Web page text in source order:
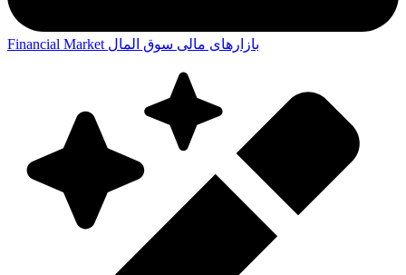
Financial Market بازارهای مالی سوق المال